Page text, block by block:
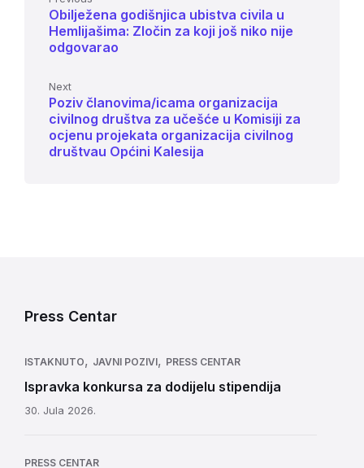
Obilježena godišnjica ubistva civila u
Hemlijašima: Zločin za koji još niko nije
odgovarao
Next
Poziv članovima/icama organizacija
civilnog društva za učešće u Komisiji za
ocjenu projekata organizacija civilnog
društvau Općini Kalesija
Press Centar
ISTAKNUTO, JAVNI POZIVI, PRESS CENTAR
Ispravka konkursa za dodijelu stipendija
30. Jula 2026.
PRESS CENTAR